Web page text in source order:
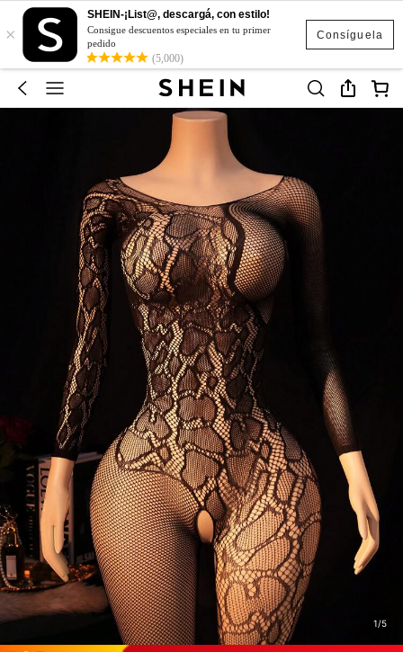
Consíguela
×
SHEIN-¡List@, descargá, con estilo!
Consigue descuentos especiales en tu primer
pedido
(5,000)
1/5